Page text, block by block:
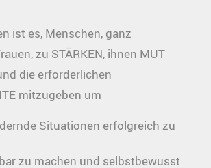
ist es, Menschen, ganz
zu STÄRKEN, ihnen MUT
die erforderlichen
mitzugeben um
Situationen erfolgreich zu
zu machen und selbstbewusst